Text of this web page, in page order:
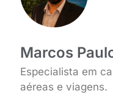
Marcos
Especialista em
aéreas e viagens.